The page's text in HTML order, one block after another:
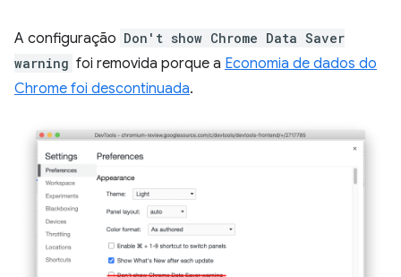
A configuração Don't show Chrome Data Saver
warning foi removida porque a Economia de dados do
Chrome foi descontinuada.